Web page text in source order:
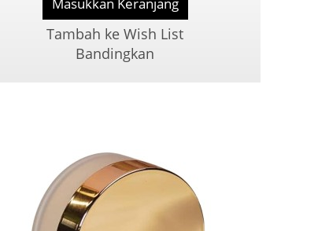
Tambah ke Wish List
Bandingkan